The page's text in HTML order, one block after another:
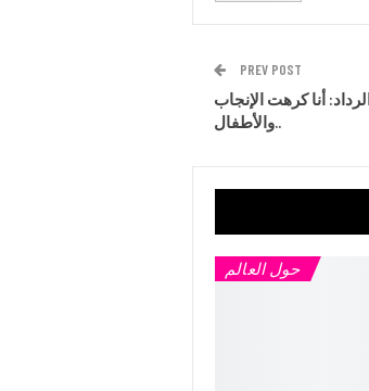
PREV POST
أنا كرهت الإنجاب
والأطفال..
حول العالم